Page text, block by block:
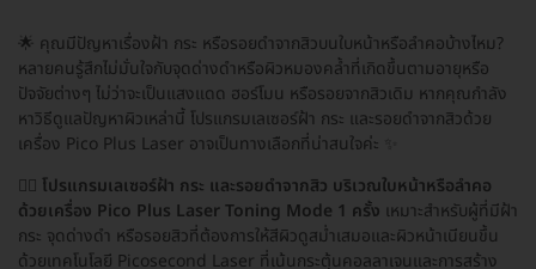
🌟 คุณมีปัญหาเรื่องฝ้า กระ หรือรอยดำจากสิวบนใบหน้าหรือลำคอบ้างไหม?
หลายคนรู้สึกไม่มั่นใจกับจุดด่างดำหรือผิวหมองคล้ำที่เกิดขึ้นตามอายุหรือ
ปัจจัยต่างๆ ไม่ว่าจะเป็นแสงแดด ฮอร์โมน หรือรอยจากสิวเดิม หากคุณกำลัง
หาวิธีดูแลปัญหาผิวเหล่านี้ โปรแกรมเลเซอร์ฝ้า กระ และรอยดำจากสิวด้วย
เครื่อง Pico Plus Laser อาจเป็นทางเลือกที่น่าสนใจค่ะ ✨
🧖‍♀️ โปรแกรมเลเซอร์ฝ้า กระ และรอยดำจากสิว บริเวณใบหน้าหรือลำคอ
ด้วยเครื่อง Pico Plus Laser Toning Mode 1 ครั้ง เหมาะสำหรับผู้ที่มีฝ้า
กระ จุดด่างดำ หรือรอยสิวที่ต้องการให้สีผิวดูสม่ำเสมอและผิวหน้าเนียนขึ้น
ด้วยเทคโนโลยี Picosecond Laser ที่เน้นกระตุ้นคอลลาเจนและการสร้าง